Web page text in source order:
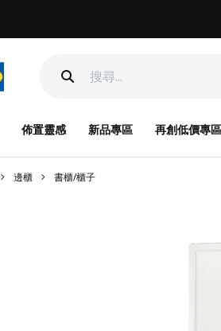
佈置靈感 新品專區 再創低價專區
邊櫃 書櫃/櫃子